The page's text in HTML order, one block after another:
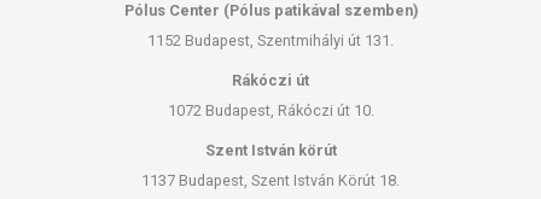
Pólus Center (Pólus patikával szemben)
1152 Budapest, Szentmihályi út 131.
Rákóczi út
1072 Budapest, Rákóczi út 10.
Szent István körút
1137 Budapest, Szent István Körút 18.